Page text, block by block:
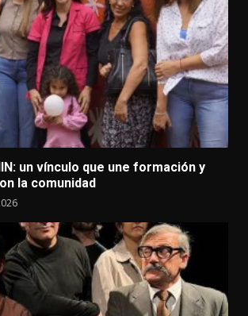
un vínculo que une formación y
la comunidad